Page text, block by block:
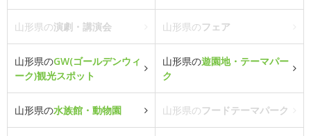
山形県の演劇・講演会 山形県のフェア
山形県のGW(ゴールデンウィ
ーク)観光スポット
山形県の遊園地・テーマパー
ク
山形県の水族館・動物園 山形県のフードテーマパーク